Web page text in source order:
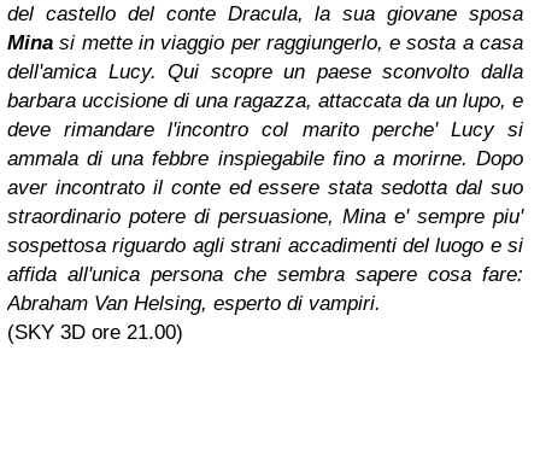
del castello del conte Dracula, la sua giovane sposa
Mina si mette in viaggio per raggiungerlo, e sosta a casa
dell'amica Lucy. Qui scopre un paese sconvolto dalla
barbara uccisione di una ragazza, attaccata da un lupo, e
deve rimandare l'incontro col marito perche' Lucy si
ammala di una febbre inspiegabile fino a morirne. Dopo
aver incontrato il conte ed essere stata sedotta dal suo
straordinario potere di persuasione, Mina e' sempre piu'
sospettosa riguardo agli strani accadimenti del luogo e si
affida all'unica persona che sembra sapere cosa fare:
Abraham Van Helsing, esperto di vampiri.
(SKY 3D ore 21.00)